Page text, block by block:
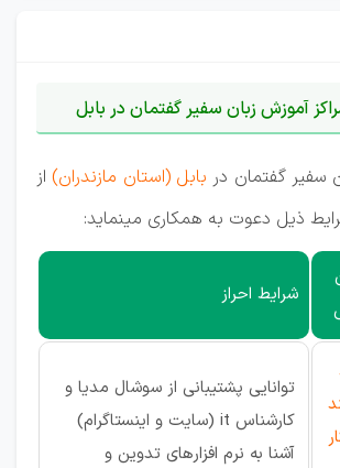
آموزش زبان سفیر گفتمان در بابل
سفیر گفتمان در بابل (استان مازندران)از
ذیل دعوت به همکاری مینماید:
شرایط احراز
توانایی پشتیبانی از سوشال مدیا و
کارشناس it (سایت و اینستاگرام)
آشنا به نرم افزارهای تدوین و